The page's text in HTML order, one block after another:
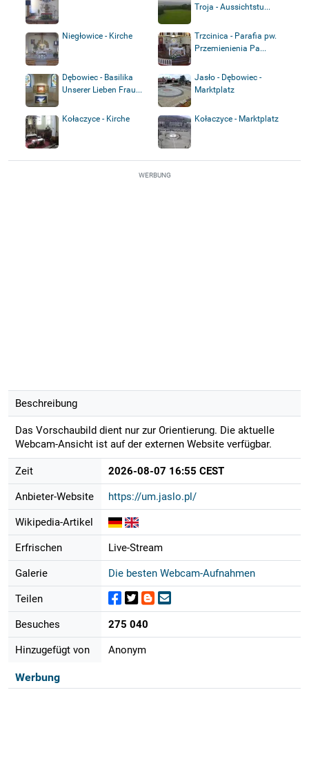
Troja - Aussichtstu...
Niegłowice - Kirche
Trzcinica - Parafia pw.
Przemienienia Pa...
Dębowiec - Basilika
Unserer Lieben Frau...
Jasło - Dębowiec -
Marktplatz
Kołaczyce - Kirche Kołaczyce - Marktplatz
WERBUNG
Beschreibung
Das Vorschaubild dient nur zur Orientierung. Die aktuelle
Webcam-Ansicht ist auf der externen Website verfügbar.
Zeit 2026-08-07 16:55 CEST
Anbieter-Website https://um.jaslo.pl/
Wikipedia-Artikel
Erfrischen Live-Stream
Galerie Die besten Webcam-Aufnahmen
Teilen
Besuches 275 040
Hinzugefügt von Anonym
Werbung